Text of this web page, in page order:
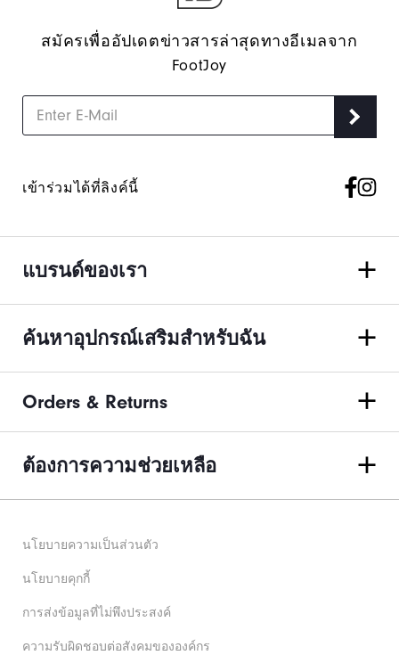
สมัครเพื่ออัปเดตข่าวสารล่าสุดทางอีเมลจาก
FootJoy
เข้าร่วมได้ที่ลิงค์นี้
แบรนด์ของเรา
ค้นหาอุปกรณ์เสริมสำหรับฉัน
Orders & Returns
ต้องการความช่วยเหลือ
นโยบายความเป็นส่วนตัว
นโยบายคุกกี้
การส่งข้อมูลที่ไม่พึงประสงค์
ความรับผิดชอบต่อสังคมขององค์กร